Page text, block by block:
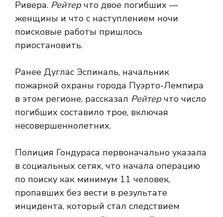
Ривера. Рейтер что двое погибших —
женщины и что с наступлением ночи
поисковые работы пришлось
приостановить.
Ранее Дуглас Эспиналь, начальник
пожарной охраны города Пуэрто-Лемпира
в этом регионе, рассказал Рейтер что число
погибших составило трое, включая
несовершеннолетних.
Полиция Гондураса первоначально указала
в социальных сетях, что начала операцию
по поиску как минимум 11 человек,
пропавших без вести в результате
инцидента, который стал следствием